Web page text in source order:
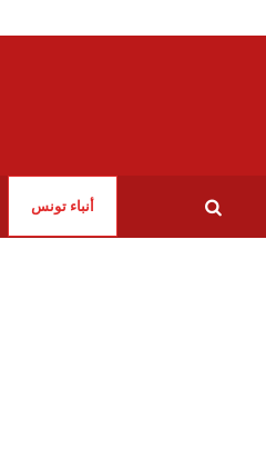
أنباء تونس